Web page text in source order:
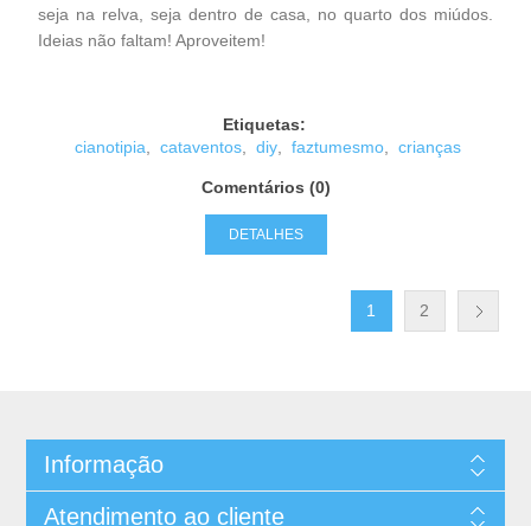
seja na relva, seja dentro de casa, no quarto dos miúdos.
Ideias não faltam! Aproveitem!
Etiquetas:
cianotipia
cataventos, diy, faztumesmo, crianças
Comentários (0)
DETALHES
1 2
Informação
Atendimento ao cliente